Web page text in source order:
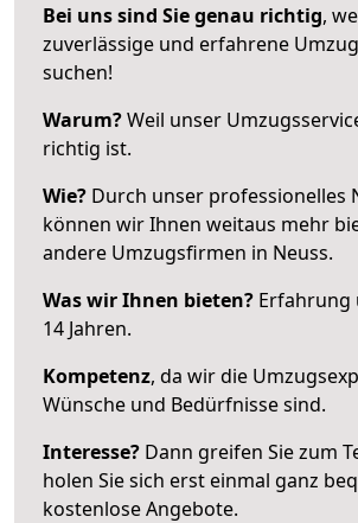
Bei uns sind Sie genau richtig,
zuverlässige und erfahrene
suchen!
Warum?Weil unser
richtig ist.
Wie? Durch unser professionelles
können wir Ihnen weitaus mehr
andere Umzugsfirmen in Neuss.
Was wir Ihnen bieten? Erfahrung
14 Jahren.
Kompetenz, da wir die
Wünsche und Bedürfnisse sind.
Interesse? Dann greifen Sie zum
holen Sie sich erst einmal ganz
kostenlose Angebote.